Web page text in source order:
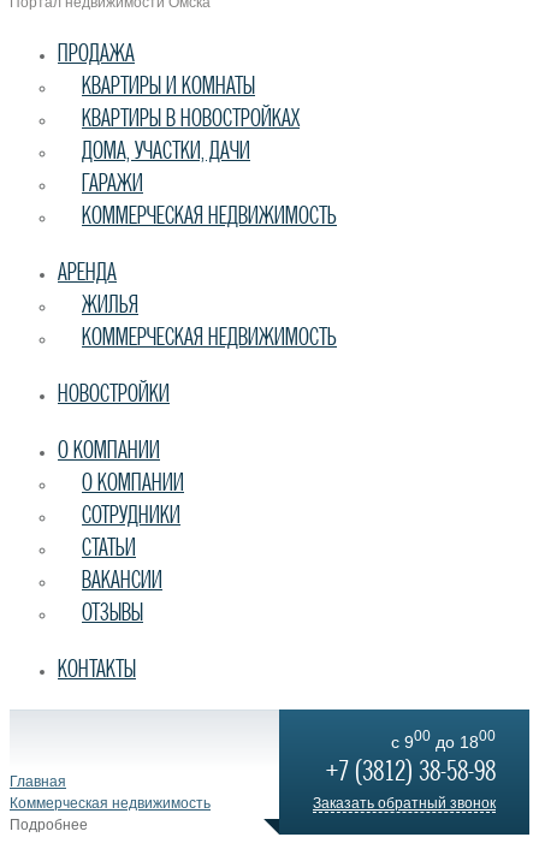
ПРОДАЖА
КВАРТИРЫ И КОМНАТЫ
КВАРТИРЫ В НОВОСТРОЙКАХ
ДОМА, УЧАСТКИ, ДАЧИ
ГАРАЖИ
КОММЕРЧЕСКАЯ НЕДВИЖИМОСТЬ
АРЕНДА
ЖИЛЬЯ
КОММЕРЧЕСКАЯ НЕДВИЖИМОСТЬ
НОВОСТРОЙКИ
О КОМПАНИИ
О КОМПАНИИ
СОТРУДНИКИ
СТАТЬИ
ВАКАНСИИ
ОТЗЫВЫ
КОНТАКТЫ
c 900 до 1800
+7 (3812) 38-58-98
Заказать обратный звонок
Главная
Коммерческая недвижимость
Подробнее